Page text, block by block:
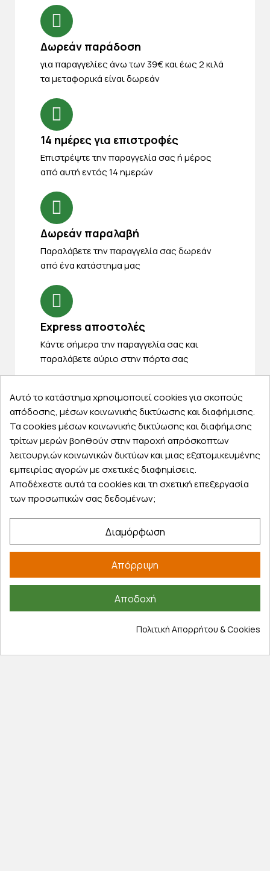
Δωρεάν παράδοση
για παραγγελίες άνω των 39€ και έως 2 κιλά
τα μεταφορικά είναι δωρεάν
14 ημέρες για επιστροφές
Eπιστρέψτε την παραγγελία σας ή μέρος
από αυτή εντός 14 ημερών
Δωρεάν παραλαβή
Παραλάβετε την παραγγελία σας δωρεάν
από ένα κατάστημα μας
Express αποστολές
Κάντε σήμερα την παραγγελία σας και
παραλάβετε αύριο στην πόρτα σας
Εξυπηρέτηση πελατών
Λογαριασμός
Τα αγαπημένα μου
Τρόποι παραγγελίας
Τρόποι πληρωμής
Έξοδα αποστολής
Επιστροφές προϊοντων
Εξέλιξη παραγγελίας
Πληροφορίες
Όροι χρήσης
Αυτό το κατάστημα χρησιμοποιεί cookies για σκοπούς
απόδοσης, μέσων κοινωνικής δικτύωσης και διαφήμισης.
Τα cookies μέσων κοινωνικής δικτύωσης και διαφήμισης
τρίτων μερών βοηθούν στην παροχή απρόσκοπτων
λειτουργιών κοινωνικών δικτύων και μιας εξατομικευμένης
εμπειρίας αγορών με σχετικές διαφημίσεις.
Αποδέχεστε αυτά τα cookies και τη σχετική επεξεργασία
των προσωπικών σας δεδομένων;
Διαμόρφωση
Απόρριψη
Αποδοχή
Πολιτική Απορρήτου & Cookies